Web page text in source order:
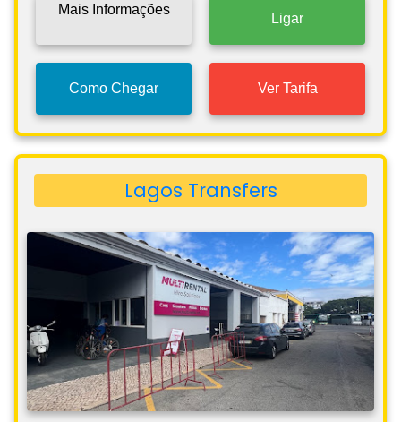
Mais Informações
Ligar
Como Chegar Ver Tarifa
Lagos Transfers